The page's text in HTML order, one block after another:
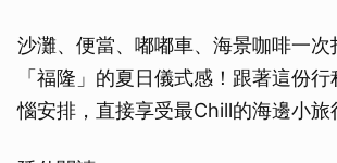
沙灘、便當、嘟嘟車、海景咖啡一次
「福隆」的夏日儀式感！跟著這份
惱安排，直接享受最Chill的海邊小旅